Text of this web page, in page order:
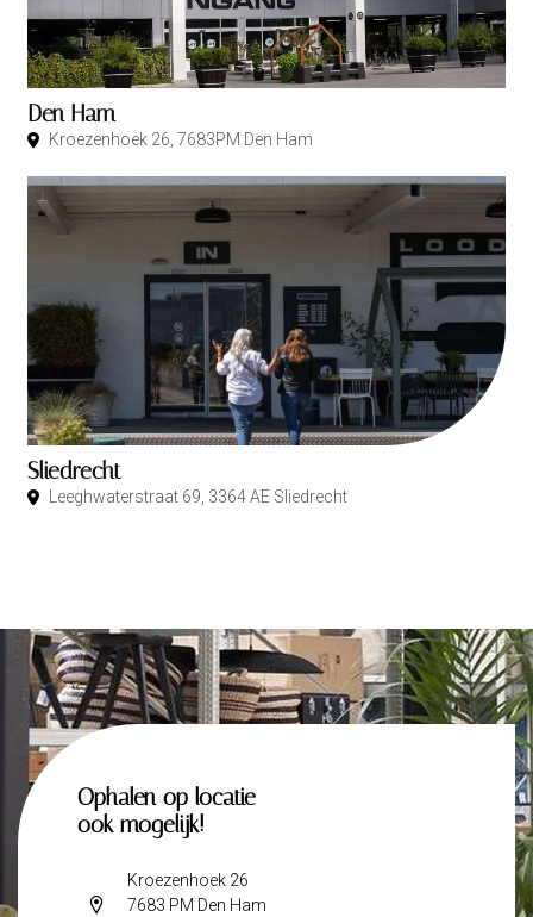
Den Ham
Kroezenhoek 26, 7683PM Den Ham
Sliedrecht
Leeghwaterstraat 69, 3364 AE Sliedrecht
Ophalen op locatie
ook mogelijk!
Kroezenhoek 26
7683 PM Den Ham